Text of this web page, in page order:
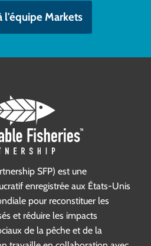
l'équipe Markets
SFP) est une
enregistrée aux États-Unis
pour reconstituer les
et réduire les impacts
de la pêche et de la